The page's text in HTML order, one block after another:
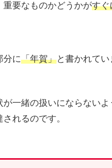
要なものかどうかがすぐ
分に「年賀」と書かれてい
が一緒の扱いにならない
れるのです。